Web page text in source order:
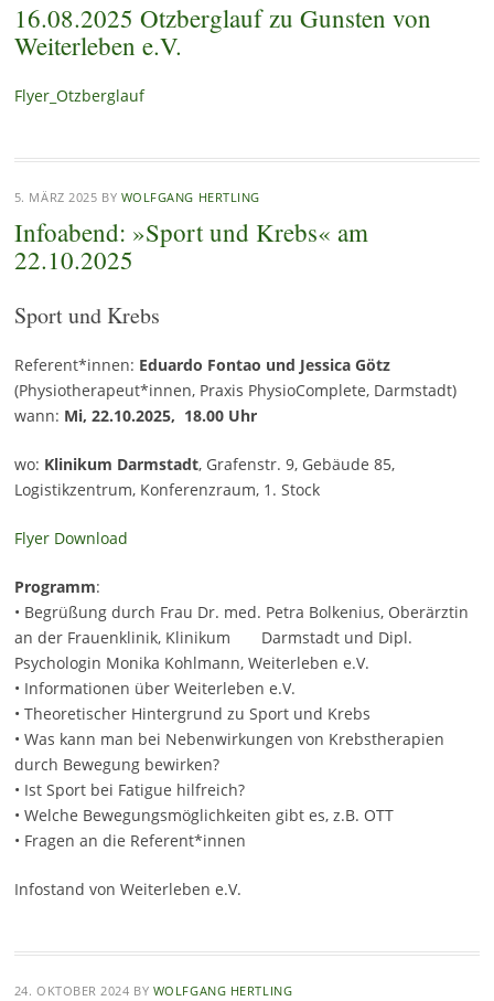
16.08.2025 Otzberglauf zu Gunsten von
Weiterleben e.V.
Flyer_Otzberglauf
5. MÄRZ 2025 BY WOLFGANG HERTLING
Infoabend: »Sport und Krebs« am
22.10.2025
Sport und Krebs
Referent*innen: Eduardo Fontao und Jessica Götz
(Physiotherapeut*innen, Praxis PhysioComplete, Darmstadt)
wann: Mi, 22.10.2025, 18.00 Uhr
wo: Klinikum Darmstadt, Grafenstr. 9, Gebäude 85,
Logistikzentrum, Konferenzraum, 1. Stock
Flyer Download
Programm:
• Begrüßung durch Frau Dr. med. Petra Bolkenius, Oberärztin
an der Frauenklinik, Klinikum Darmstadt und Dipl.
Psychologin Monika Kohlmann, Weiterleben e.V.
• Informationen über Weiterleben e.V.
• Theoretischer Hintergrund zu Sport und Krebs
• Was kann man bei Nebenwirkungen von Krebstherapien
durch Bewegung bewirken?
• Ist Sport bei Fatigue hilfreich?
• Welche Bewegungsmöglichkeiten gibt es, z.B. OTT
• Fragen an die Referent*innen
Infostand von Weiterleben e.V.
24. OKTOBER 2024 BY WOLFGANG HERTLING